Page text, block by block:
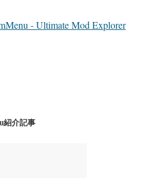
- Ultimate Mod Explorer
紹介記事